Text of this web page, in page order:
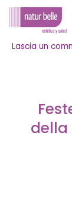
Vai
Lascia un
della
Navigazione